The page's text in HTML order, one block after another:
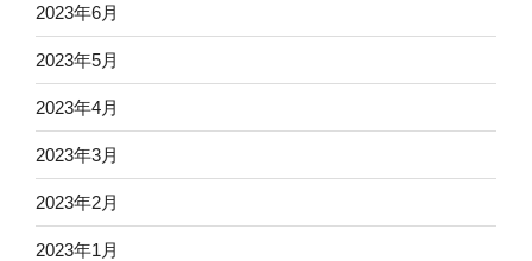
2023年6月
2023年5月
2023年4月
2023年3月
2023年2月
2023年1月